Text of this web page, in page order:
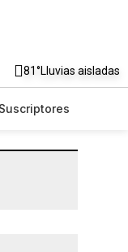
81°Lluvias aisladas
Suscriptores